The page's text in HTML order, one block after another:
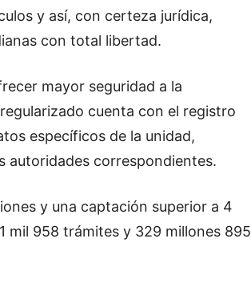
y así, con certeza jurídica,
con total libertad.
mayor seguridad a la
cuenta con el registro
específicos de la unidad,
autoridades correspondientes.
y una captación superior a 4
mil 958 trámites y 329 millones 895